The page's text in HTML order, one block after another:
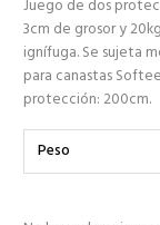
Juego de dos
3cm de grosor y
ignífuga. Se sujeta
para canastas
protección: 200cm.
Peso